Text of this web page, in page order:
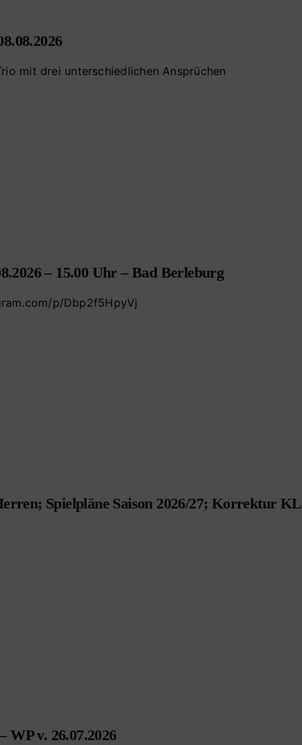
mit drei unterschiedlichen Ansprüchen
– 15.00 Uhr – Bad Berleburg
p/Dbp2f5HpyVj
Spielpläne Saison 2026/27; Korrektur KL
WP v. 26.07.2026